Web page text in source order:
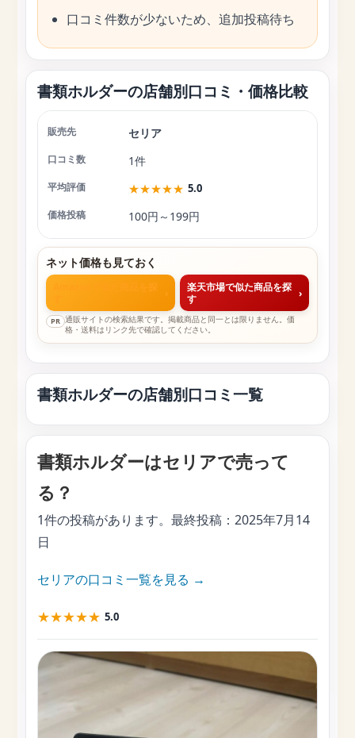
口コミ件数が少ないため、追加投稿待ち
書類ホルダーの店舗別口コミ・価格比較
店舗 口コミ数 平均評価
セリア
1件
★★★★★ 5.0
100円～199円
ネット価格も見ておく
›
楽天市場で似た商品を探
す
›
PR 通販サイトの検索結果です。掲載商品と同一とは限りません。価
格・送料はリンク先で確認してください。
書類ホルダーの店舗別口コミ一覧
書類ホルダーはセリアで売って
る？
1件の投稿があります。最終投稿： 2025年7月14
日
セリアの口コミ一覧を見る →
★★★★★ 5.0